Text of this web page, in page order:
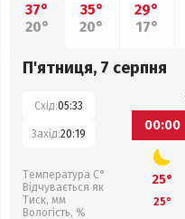
37°
20°
35°
20°
29°
17°
П'ятниця, 7 серпня
Схід:05:33
Захід:20:19
Температура С°
Відчувається як
Тиск, мм
Вологість, %
00:00
25°
25°